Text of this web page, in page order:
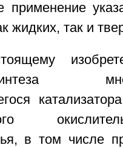
применение
жидких, так и
в том числе